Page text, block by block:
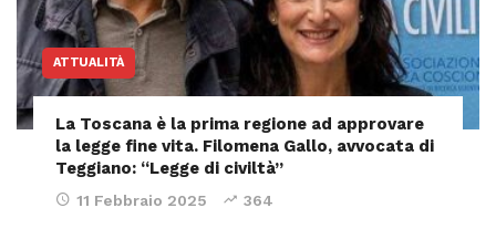
ATTUALITÀ
La Toscana è la prima regione ad approvare
la legge fine vita. Filomena Gallo, avvocata di
Teggiano: “Legge di civiltà”
11 Febbraio 2025 364